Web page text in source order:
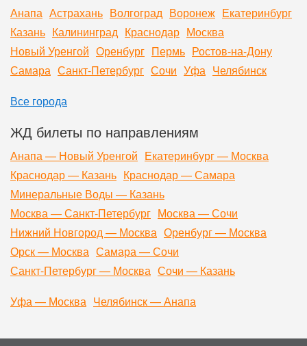
Анапа Астрахань Волгоград Воронеж Екатеринбург
Казань Калининград Краснодар Москва
Новый Уренгой Оренбург Пермь Ростов-на-Дону
Самара Санкт-Петербург Сочи Уфа Челябинск
Все города
ЖД билеты по направлениям
Анапа — Новый Уренгой Екатеринбург — Москва
Краснодар — Казань Краснодар — Самара
Минеральные Воды — Казань
Москва — Санкт-Петербург Москва — Сочи
Нижний Новгород — Москва Оренбург — Москва
Орск — Москва Самара — Сочи
Санкт-Петербург — Москва Сочи — Казань
Уфа — Москва Челябинск — Анапа